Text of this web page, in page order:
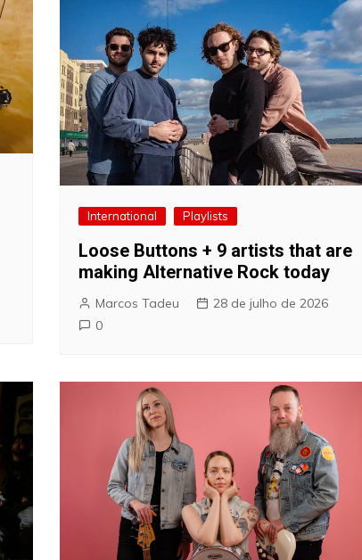
International Playlists
Loose Buttons + 9 artists that are
making Alternative Rock today
Marcos Tadeu
28 de julho de 2026
0